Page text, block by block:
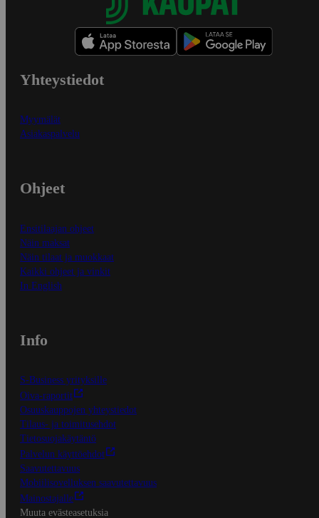
Yhteystiedot
Myymälät
Asiakaspalvelu
Ohjeet
Ensitilaajan ohjeet
Näin maksat
Näin tilaat ja muokkaat
Kaikki ohjeet ja vinkit
In English
Info
S-Business yrityksille
Oiva-raportit
Osuuskauppojen yhteystiedot
Tilaus- ja toimitusehdot
Tietosuojakäytäntö
Palvelun käyttöehdot
Saavutettavuus
Mobiilisovelluksen saavutettavuus
Mainostajalle
Muuta evästeasetuksia